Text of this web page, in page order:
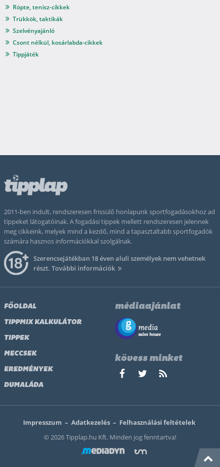
Röpte, tenisz-cikkek
Trükkök, taktikák
Szelvényajánló
Csont nélkül, kosárlabda-cikkek
Tippjáték
2011-ben indult, rendszeresen frissülő honlapunk sportfogadásokhoz ad
tippeket látogatóinak. A fogadási tippek mellett rendszeresen jelennek
meg cikkeink, melyek mind a kezdő, mind a tapasztaltabb sportfogadók
számára hasznos információkkal szolgálnak.
Szerencsejátékban 18 éven aluli személyek nem vehetnek
részt. További információk
FŐOLDAL
TIPPMIX KALKULÁTOR
TIPPEK
MECCSEK
EREDMÉNYEK
DUMALÁDA
médiaajánlat
kövess minket
Impresszum – Adatkezelés – Felhasználási feltételek
© 2026 Tipplap.hu Kft. Minden jog fenntartva!